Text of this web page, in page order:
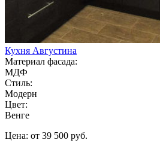
Кухня Августина
Материал фасада:
МДФ
Стиль:
Модерн
Цвет:
Венге
Цена: от 39 500 руб.